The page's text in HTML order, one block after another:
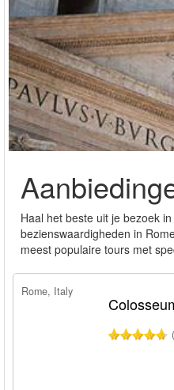
Haal het beste uit je bezoek
bezienswaardigheden in
meest populaire tours met
Rome, Italy